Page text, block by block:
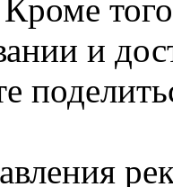
Кроме
и